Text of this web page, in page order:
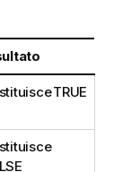
TRUE